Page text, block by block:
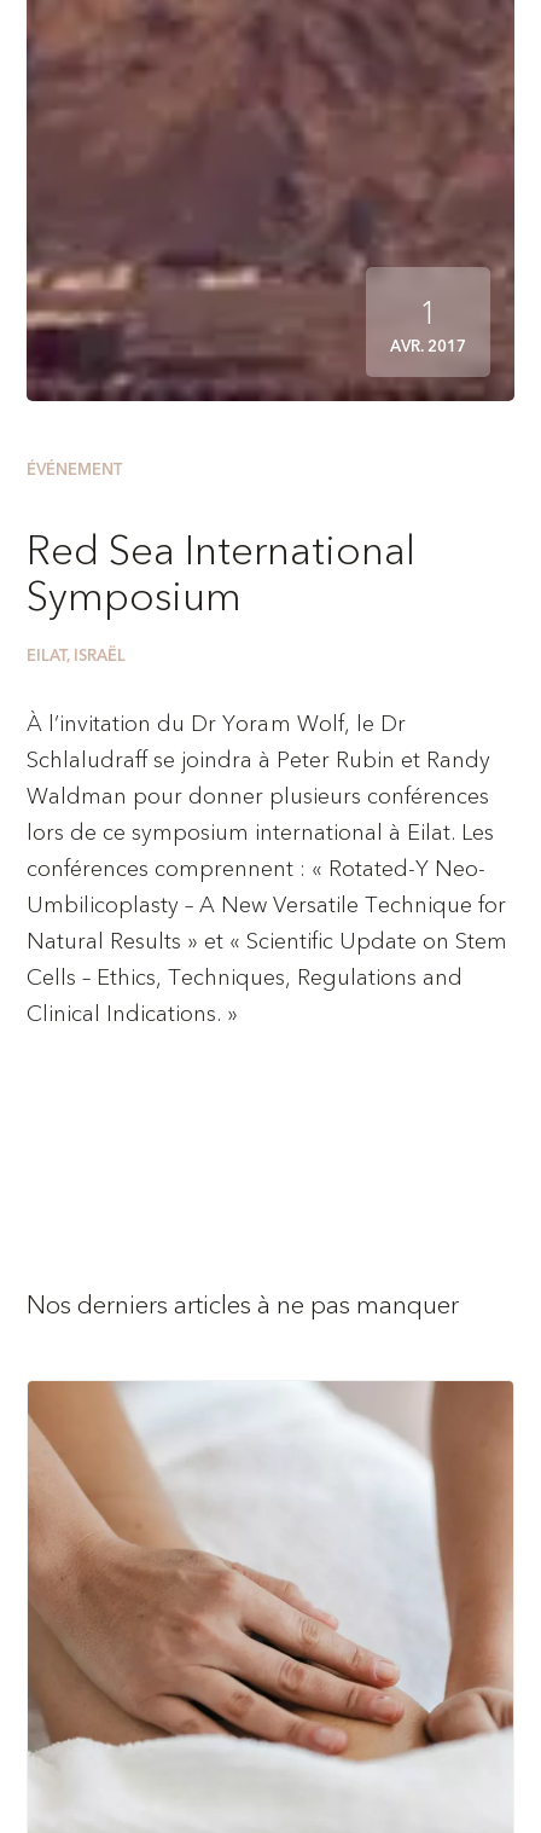
1
AVR. 2017
ÉVÉNEMENT
Red Sea International
Symposium
EILAT, ISRAËL
À l’invitation du Dr Yoram Wolf, le Dr
Schlaludraff se joindra à Peter Rubin et Randy
Waldman pour donner plusieurs conférences
lors de ce symposium international à Eilat. Les
conférences comprennent : « Rotated-Y Neo-
Umbilicoplasty – A New Versatile Technique for
Natural Results » et « Scientific Update on Stem
Cells – Ethics, Techniques, Regulations and
Clinical Indications. »
Nos derniers articles à ne pas manquer